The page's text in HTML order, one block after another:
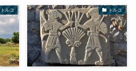
トルコ トルコ